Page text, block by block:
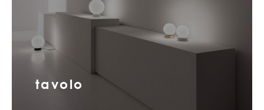
tavolo